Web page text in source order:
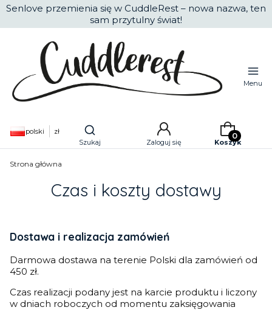
Senlove przemienia się w CuddleRest – nowa nazwa, ten
sam przytulny świat!
Menu
polski zł Otwórz wyszukiwarkę
Szukaj Zaloguj się
Produkty w
Koszyk
Strona główna
Czas i koszty dostawy
Dostawa i realizacja zamówień
Darmowa dostawa na terenie Polski dla zamówień od
450 zł.
Czas realizacji podany jest na karcie produktu i liczony
w dniach roboczych od momentu zaksięgowania